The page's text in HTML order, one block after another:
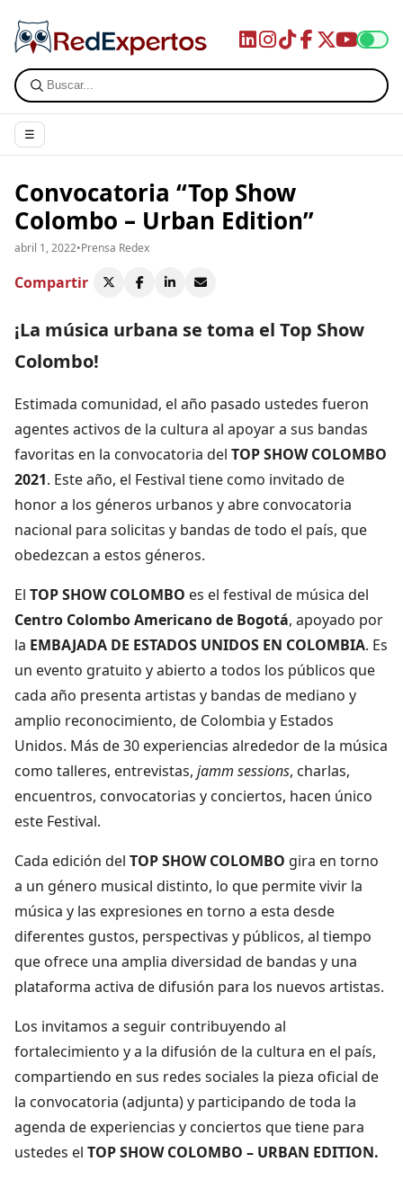
☰
Convocatoria “Top Show
Colombo – Urban Edition”
abril 1, 2022•Prensa Redex
Compartir
¡La música urbana se toma el Top Show
Colombo!
Estimada comunidad, el año pasado ustedes fueron
agentes activos de la cultura al apoyar a sus bandas
favoritas en la convocatoria del TOP SHOW COLOMBO
2021. Este año, el Festival tiene como invitado de
honor a los géneros urbanos y abre convocatoria
nacional para solicitas y bandas de todo el país, que
obedezcan a estos géneros.
El TOP SHOW COLOMBO es el festival de música del
Centro Colombo Americano de Bogotá, apoyado por
la EMBAJADA DE ESTADOS UNIDOS EN COLOMBIA. Es
un evento gratuito y abierto a todos los públicos que
cada año presenta artistas y bandas de mediano y
amplio reconocimiento, de Colombia y Estados
Unidos. Más de 30 experiencias alrededor de la música
como talleres, entrevistas, jamm sessions, charlas,
encuentros, convocatorias y conciertos, hacen único
este Festival.
Cada edición del TOP SHOW COLOMBO gira en torno
a un género musical distinto, lo que permite vivir la
música y las expresiones en torno a esta desde
diferentes gustos, perspectivas y públicos, al tiempo
que ofrece una amplia diversidad de bandas y una
plataforma activa de difusión para los nuevos artistas.
Los invitamos a seguir contribuyendo al
fortalecimiento y a la difusión de la cultura en el país,
compartiendo en sus redes sociales la pieza oficial de
la convocatoria (adjunta) y participando de toda la
agenda de experiencias y conciertos que tiene para
ustedes el TOP SHOW COLOMBO – URBAN EDITION.